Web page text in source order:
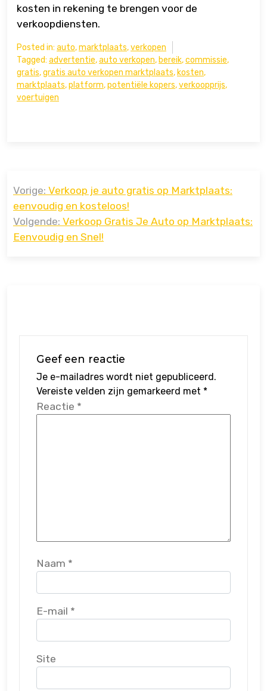
kosten in rekening te brengen voor de
verkoopdiensten.
Posted in: auto,marktplaats,verkopen
Tagged: advertentie,auto verkopen,bereik,commissie,
gratis,gratis auto verkopen marktplaats,kosten,
marktplaats,platform,potentiële kopers,verkoopprijs,
voertuigen
navigatie
Vorige: Verkoop je auto gratis op Marktplaats:
eenvoudig en kosteloos!
Volgende: Verkoop Gratis Je Auto op Marktplaats:
Eenvoudig en Snel!
Geef een reactie
Je e-mailadres wordt niet gepubliceerd.
Vereiste velden zijn gemarkeerd met *
Reactie *
Naam *
E-mail *
Site